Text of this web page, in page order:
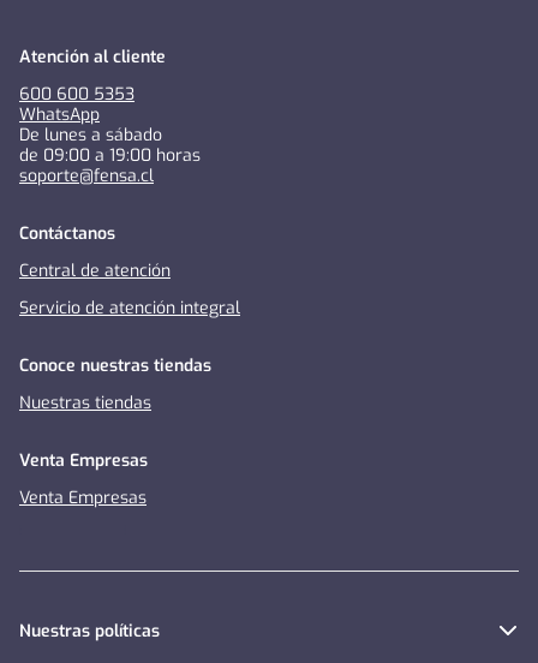
Atención al cliente
600 600 5353
WhatsApp
De lunes a sábado
de 09:00 a 19:00 horas
soporte@fensa.cl
Contáctanos
Central de atención
Servicio de atención integral
Conoce nuestras tiendas
Nuestras tiendas
Venta Empresas
Venta Empresas
Nuestras políticas